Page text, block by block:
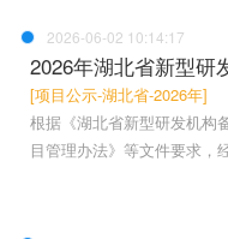
2026-06-02 10:14:17
2026年湖北省新型研
[项目公示-湖北省-2026年]
根据《湖北省新型研发机构
目管理办法》等文件要求，